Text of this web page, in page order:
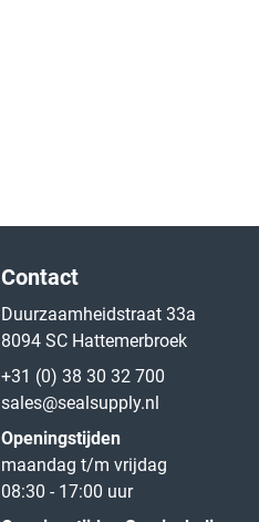
Contact
Duurzaamheidstraat 33a
8094 SC Hattemerbroek
+31 (0) 38 30 32 700
sales@sealsupply.nl
Openingstijden
maandag t/m vrijdag
08:30 - 17:00 uur